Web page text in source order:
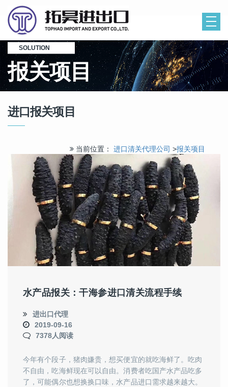
SOLUTION
报关项目
进口报关项目
当前位置： 进口清关代理公司 >报关项目
水产品报关：干海参进口清关流程手续
进出口代理
2019-09-16
7378人阅读
今年有个段子，猪肉嫌贵，想买便宜的就吃海鲜了。吃肉
不自由，吃海鲜现在可以自由。消费者吃国产水产品吃多
了，可能偶尔也想换换口味，水产品进口需求越来越大。